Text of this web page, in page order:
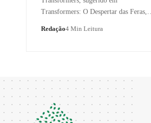
Transformers: O Despertar das Feras,…
Redação4 Min Leitura